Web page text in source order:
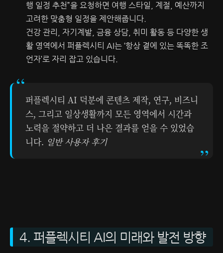
행 일정 추천”을 요청하면 여행 스타일, 계절, 예산까지
고려한 맞춤형 일정을 제안해줍니다.
건강 관리, 자기계발, 금융 상담, 취미 활동 등 다양한 생
활 영역에서 퍼플렉시티 AI는 ‘항상 곁에 있는 똑똑한 조
언자’로 자리 잡고 있습니다.
퍼플렉시티 AI 덕분에 콘텐츠 제작, 연구, 비즈니
스, 그리고 일상생활까지 모든 영역에서 시간과
노력을 절약하고 더 나은 결과를 얻을 수 있었습
니다. 일반 사용자 후기
4. 퍼플렉시티 AI의 미래와 발전 방향